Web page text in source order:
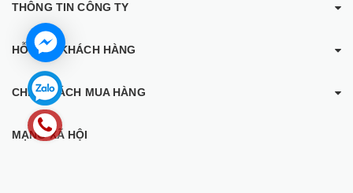
THÔNG TIN CÔNG TY
HỖ TRỢ KHÁCH HÀNG
CHÍNH SÁCH MUA HÀNG
MẠNG XÃ HỘI